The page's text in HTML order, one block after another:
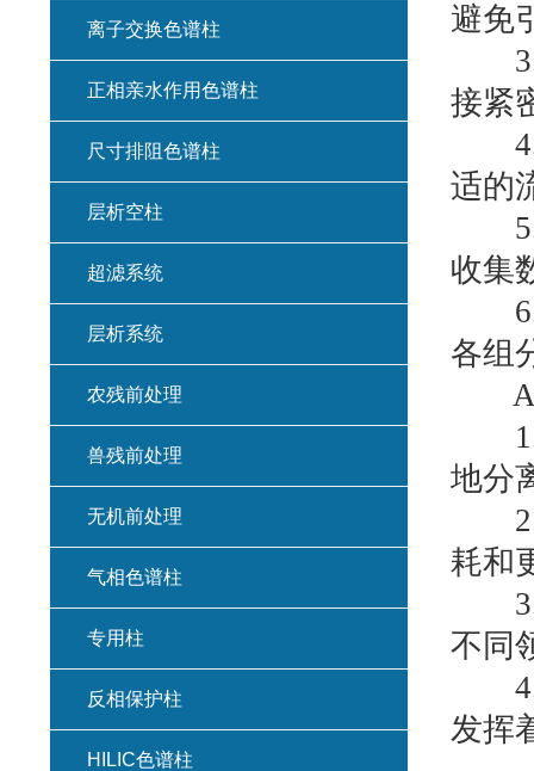
避免
3.
接紧
4.
适的
5.
收集
6.
各组
1.
地分
2.
耗和
3.
不同
4.
发挥
离子交换色谱柱
正相亲水作用色谱柱
尺寸排阻色谱柱
层析空柱
超滤系统
层析系统
农残前处理
兽残前处理
无机前处理
气相色谱柱
专用柱
反相保护柱
HILIC色谱柱